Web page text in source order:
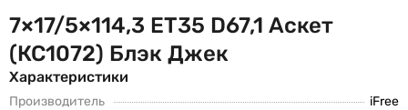
7×17/5×114,3 ET35 D67,1 Аскет
(КС1072) Блэк Джек
Характеристики
Производитель
iFree